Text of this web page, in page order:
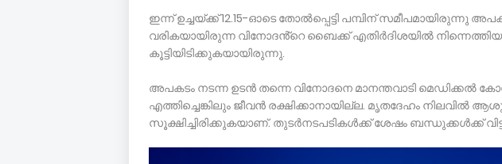
ഇന്ന് ഉച്ചയ്ക്ക് 12.15-ഓടെ തോൽപ്പെട്ടി പമ്പിന് സമീപമായിരുന്നു
വരികയായിരുന്ന വിനോദൻ്റെ ബൈക്ക് എതിർദിശയിൽ നിന്നെത്തിയ
കൂട്ടിയിടിക്കുകയായിരുന്നു.
അപകടം നടന്ന ഉടൻ തന്നെ വിനോദനെ മാനന്തവാടി മെഡിക്കൽ
എത്തിച്ചെങ്കിലും ജീവൻ രക്ഷിക്കാനായില്ല. മൃതദേഹം നിലവിൽ
സൂക്ഷിച്ചിരിക്കുകയാണ്. തുടർനടപടികൾക്ക് ശേഷം ബന്ധുക്കൾക്ക്